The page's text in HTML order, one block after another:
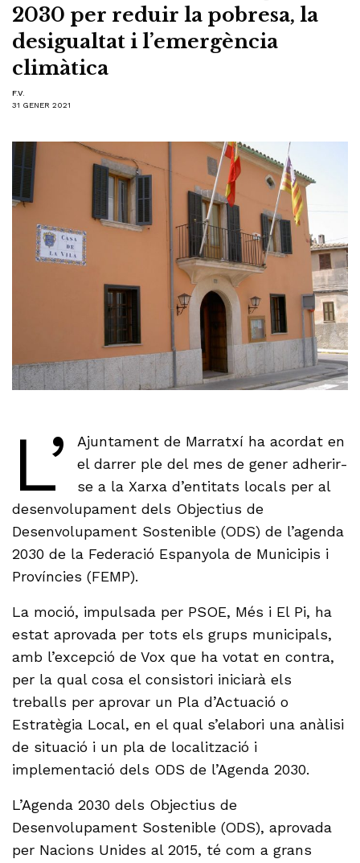
2030 per reduir la pobresa, la
desigualtat i l’emergència
climàtica
F.V.
31 GENER 2021
L’
Ajuntament de Marratxí ha acordat en
el darrer ple del mes de gener adherir-
se a la Xarxa d’entitats locals per al
desenvolupament dels Objectius de
Desenvolupament Sostenible (ODS) de l’agenda
2030 de la Federació Espanyola de Municipis i
Províncies (FEMP).
La moció, impulsada per PSOE, Més i El Pi, ha
estat aprovada per tots els grups municipals,
amb l’excepció de Vox que ha votat en contra,
per la qual cosa el consistori iniciarà els
treballs per aprovar un Pla d’Actuació o
Estratègia Local, en el qual s’elabori una anàlisi
de situació i un pla de localització i
implementació dels ODS de l’Agenda 2030.
L’Agenda 2030 dels Objectius de
Desenvolupament Sostenible (ODS), aprovada
per Nacions Unides al 2015, té com a grans